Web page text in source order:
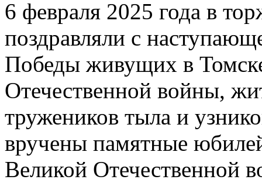
6 февраля 2025 года в
поздравляли с
Победы живущих в
Отечественной войны,
тружеников тыла и
вручены памятные
Великой Отечественной